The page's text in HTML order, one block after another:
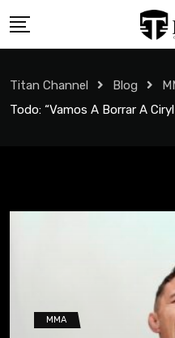
Titan Channel Blog
Todo: “Vamos A Borrar A
MMA